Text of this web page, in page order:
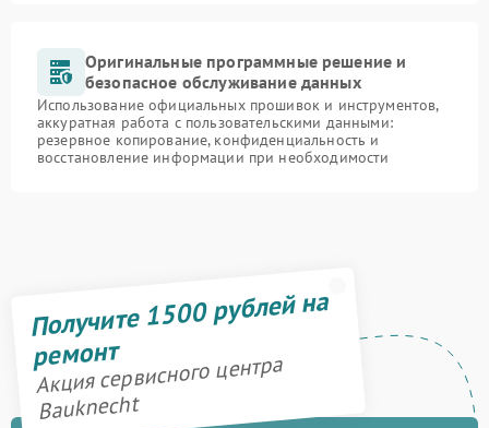
Оригинальные программные решение и
безопасное обслуживание данных
Использование официальных прошивок и инструментов,
аккуратная работа с пользовательскими данными:
резервное копирование, конфиденциальность и
восстановление информации при необходимости
Получите 1500 рублей на
ремонт
Акция сервисного центра
Bauknecht